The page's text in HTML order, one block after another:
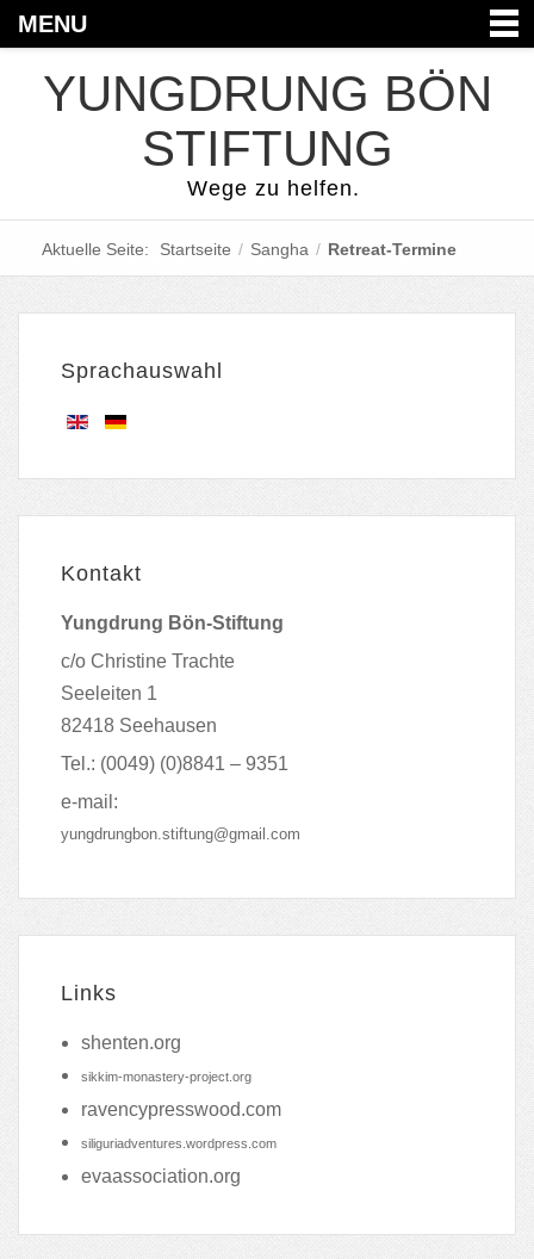
MENU
YUNGDRUNG BÖN
STIFTUNG
Wege zu helfen.
Aktuelle Seite: Startseite / Sangha / Retreat-Termine
Sprachauswahl
Kontakt
Yungdrung Bön-Stiftung
c/o Christine Trachte
Seeleiten 1
82418 Seehausen
Tel.: (0049) (0)8841 – 9351
e-mail:
yungdrungbon.stiftung@gmail.com
Links
shenten.org
sikkim-monastery-project.org
ravencypresswood.com
siliguriadventures.wordpress.com
evaassociation.org